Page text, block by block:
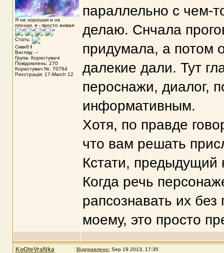
Я не хорошая и не
плохая, я - просто живая
Стать:
Сквиб I
Вигляд: --
Група: Користувачі
Повідомлень: 270
Користувач №: 70764
Реєстрація: 17-March 12
параллельно с чем-
делаю. Снчала
придумала, а потом
далекие дали. Тут
пероснажи, диалог,
информативным.
Хотя, по правде
что вам решать
Кстати, предыдущий
Когда речь
рапсознавать их без
моему, это просто
KoGteVraNka Відправлено: Sep 19 2013, 17:35